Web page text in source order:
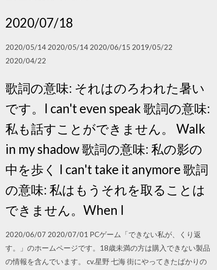
2020/07/18
2020/05/14 2020/05/14 2020/06/15 2019/05/22
2020/04/22
歌詞の意味: それはのろわれた暑い
です。I can't even speak 歌詞の意味:
私も話すことができません。 Walk
in my shadow 歌詞の意味: 私の影の
中を歩く I can't take it anymore 歌詞
の意味: 私はもうそれを取ることは
できません。When I
2020/06/07 2020/07/01 PCゲーム「できない私が、くり返
す。」のホームページです。18歳未満の方は購入できない製品
の情報を含んでいます。 cv.星野 七海 街にやってきたばかりの